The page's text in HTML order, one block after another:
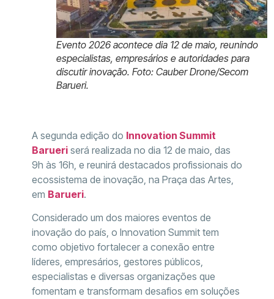
Evento 2026 acontece dia 12 de maio, reunindo
especialistas, empresários e autoridades para
discutir inovação. Foto: Cauber Drone/Secom
Barueri.
A segunda edição do Innovation Summit
Barueriserá realizada no dia 12 de maio, das
9h às 16h, e reunirá destacados profissionais do
ecossistema de inovação, na Praça das Artes,
em Barueri.
Considerado um dos maiores eventos de
inovação do país, o Innovation Summit tem
como objetivo fortalecer a conexão entre
líderes, empresários, gestores públicos,
especialistas e diversas organizações que
fomentam e transformam desafios em soluções